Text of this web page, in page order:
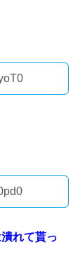
れて貰っ